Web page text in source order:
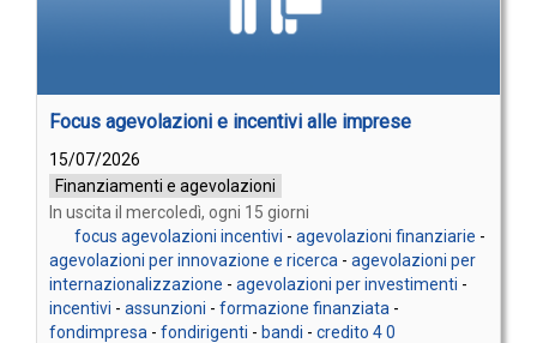
Focus agevolazioni e incentivi alle imprese
15/07/2026
Finanziamenti e agevolazioni
In uscita il mercoledì, ogni 15 giorni
focus agevolazioni incentivi - agevolazioni finanziarie -
agevolazioni per innovazione e ricerca - agevolazioni per
internazionalizzazione - agevolazioni per investimenti -
incentivi - assunzioni - formazione finanziata -
fondimpresa - fondirigenti - bandi - credito 4 0